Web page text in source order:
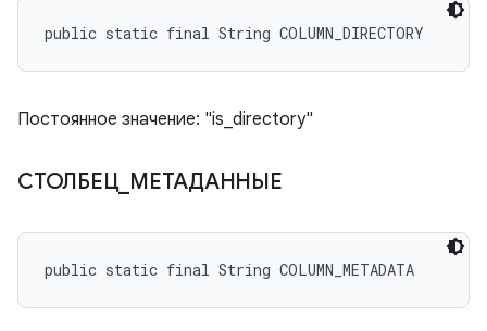
public static final String COLUMN_DIRECTORY
Постоянное значение: "is_directory"
СТОЛБЕЦ_ МЕТАДАННЫЕ
public static final String COLUMN_METADATA